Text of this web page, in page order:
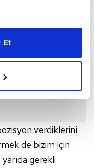
özel
Bunu yaparken
deneyimi sunmak
ve bu noktada,
izin vermedikleri
Et
verdiklerini
de bizim için
gerekli